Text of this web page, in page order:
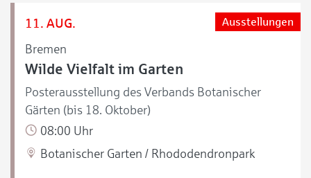
11. AUG.
Bremen
Ausstellungen
Wilde Vielfalt im Garten
Posterausstellung des Verbands Botanischer
Gärten (bis 18. Oktober)
08:00 Uhr
Botanischer Garten / Rhododendronpark